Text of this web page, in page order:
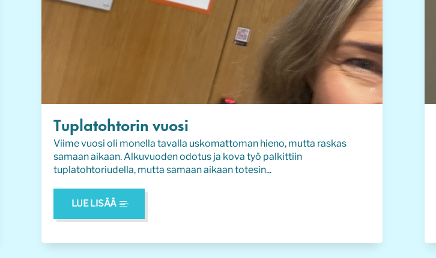
Tuplatohtorin vuosi
Viime vuosi oli monella tavalla uskomattoman hieno, mutta raskas
samaan aikaan. Alkuvuoden odotus ja kova työ palkittiin
tuplatohtoriudella, mutta samaan aikaan totesin...
LUE LISÄÄ